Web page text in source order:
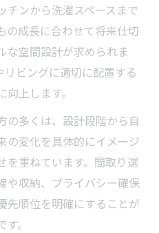
ルモダンを取り入れる
住空間を作る素材選び
敗しないポイント解説
立する秘訣を解説
ン性を重視した注文住宅
チンから洗濯スペースまで
の成長に合わせて将来仕切
な空間設計が求められま
リビングに適切に配置する
上します。
の多くは、設計段階から自
の変化を具体的にイメージ
を重ねています。間取り選
や収納、プライバシー確保
先順位を明確にすることが
。